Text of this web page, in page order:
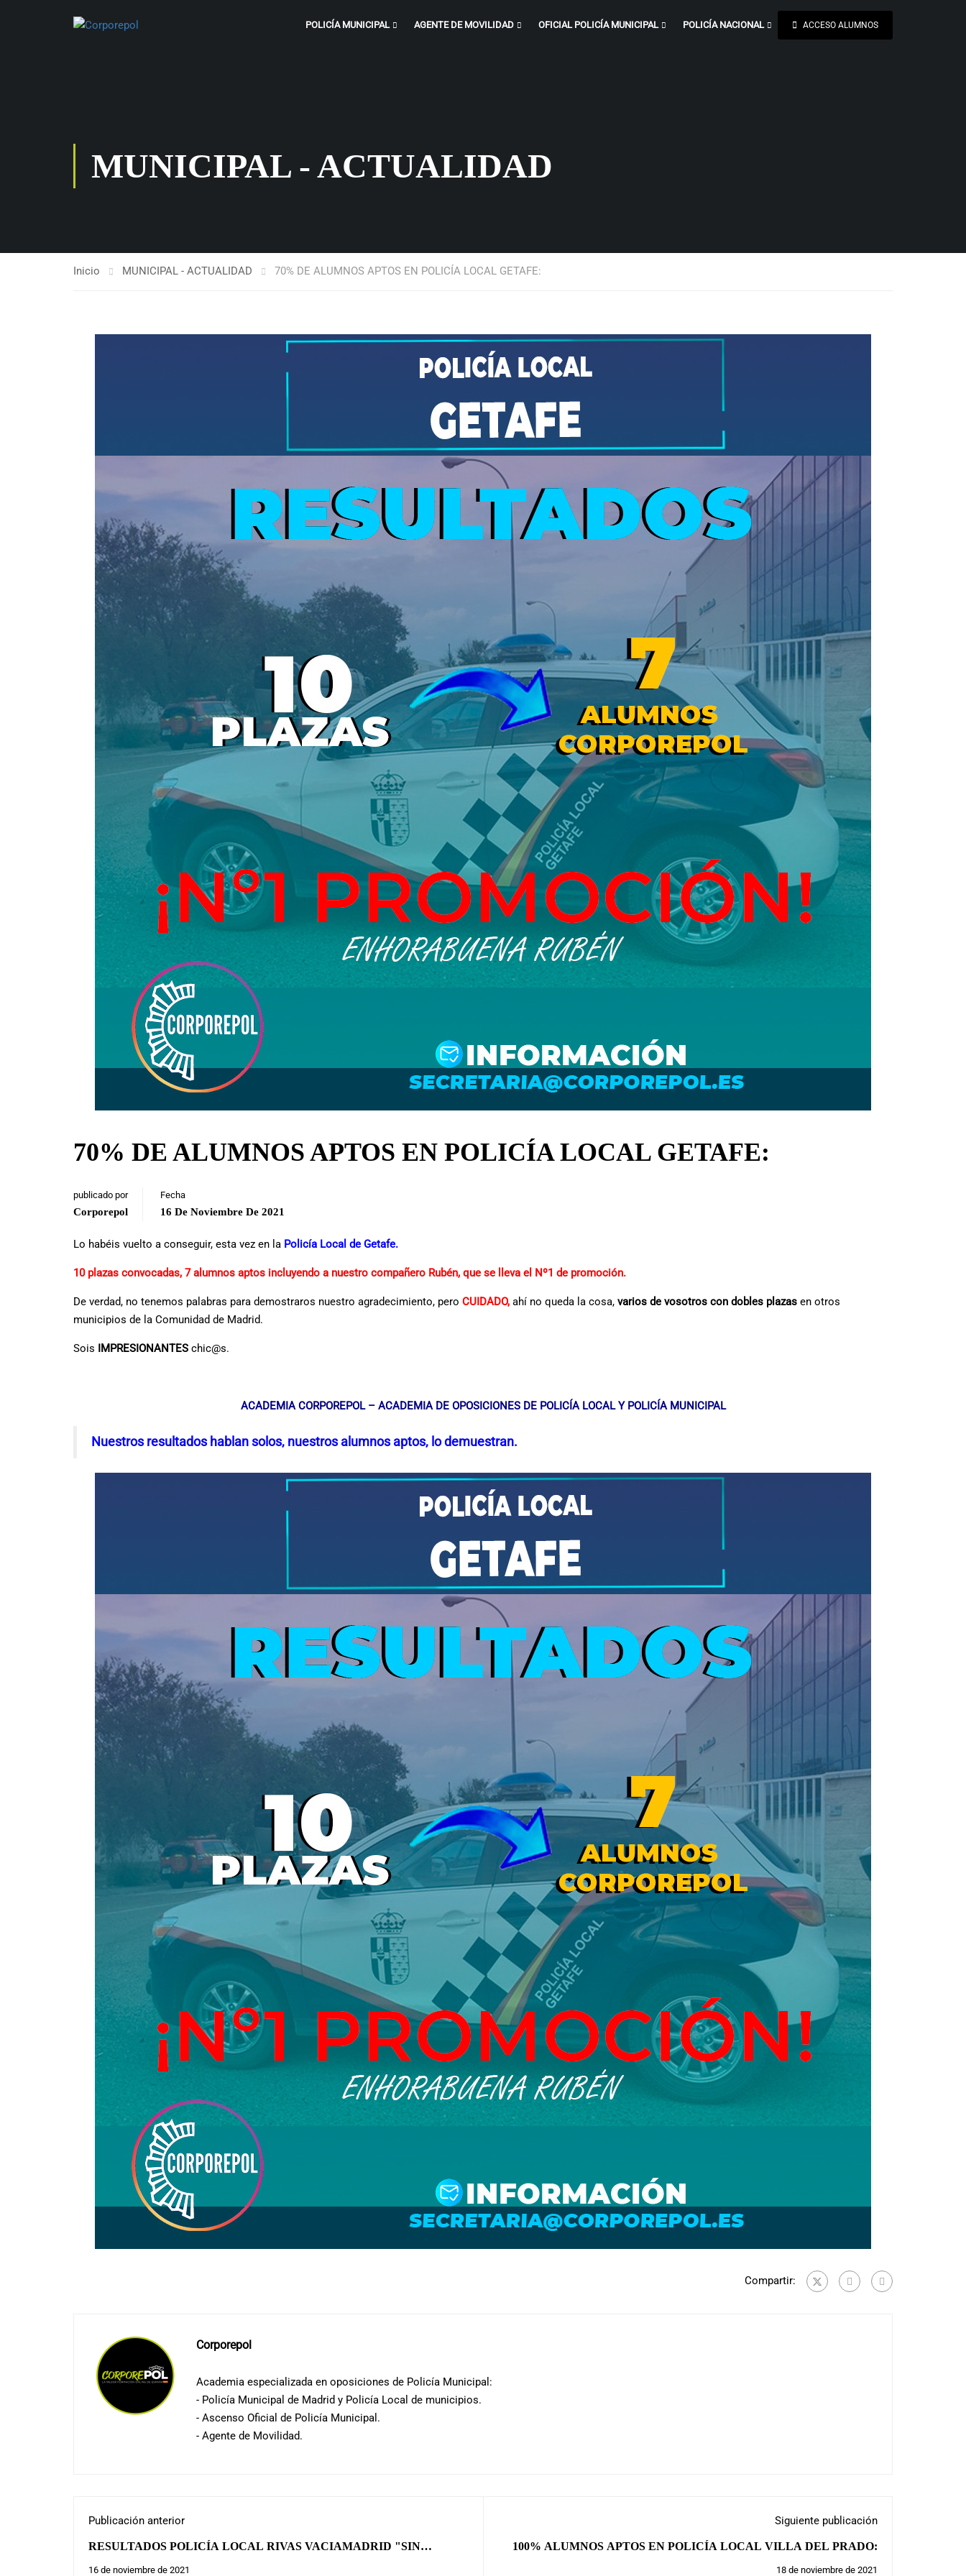
POLICÍA MUNICIPAL AGENTE DE MOVILIDAD OFICIAL POLICÍA MUNICIPAL POLICÍA NACIONAL ACCESO ALUMNOS
MUNICIPAL - ACTUALIDAD
Inicio MUNICIPAL - ACTUALIDAD 70% DE ALUMNOS APTOS EN POLICÍA LOCAL GETAFE:
70% DE ALUMNOS APTOS EN POLICÍA LOCAL GETAFE:
publicado por
Corporepol
Fecha
16 De Noviembre De 2021
Lo habéis vuelto a conseguir, esta vez en la Policía Local de Getafe.
10 plazas convocadas, 7 alumnos aptos incluyendo a nuestro compañero Rubén, que se lleva el Nº1 de promoción.
De verdad, no tenemos palabras para demostraros nuestro agradecimiento, pero CUIDADO, ahí no queda la cosa, varios de vosotros con dobles plazas en otros
municipios de la Comunidad de Madrid.
Sois IMPRESIONANTES chic@s.
ACADEMIA CORPOREPOL – ACADEMIA DE OPOSICIONES DE POLICÍA LOCAL Y POLICÍA MUNICIPAL
Nuestros resultados hablan solos, nuestros alumnos aptos, lo demuestran.
Compartir:
Corporepol
Academia especializada en oposiciones de Policía Municipal:
- Policía Municipal de Madrid y Policía Local de municipios.
- Ascenso Oficial de Policía Municipal.
- Agente de Movilidad.
Publicación anterior
RESULTADOS POLICÍA LOCAL RIVAS VACIAMADRID "SIN
PALABRAS":
16 de noviembre de 2021
Siguiente publicación
100% ALUMNOS APTOS EN POLICÍA LOCAL VILLA DEL PRADO:
18 de noviembre de 2021